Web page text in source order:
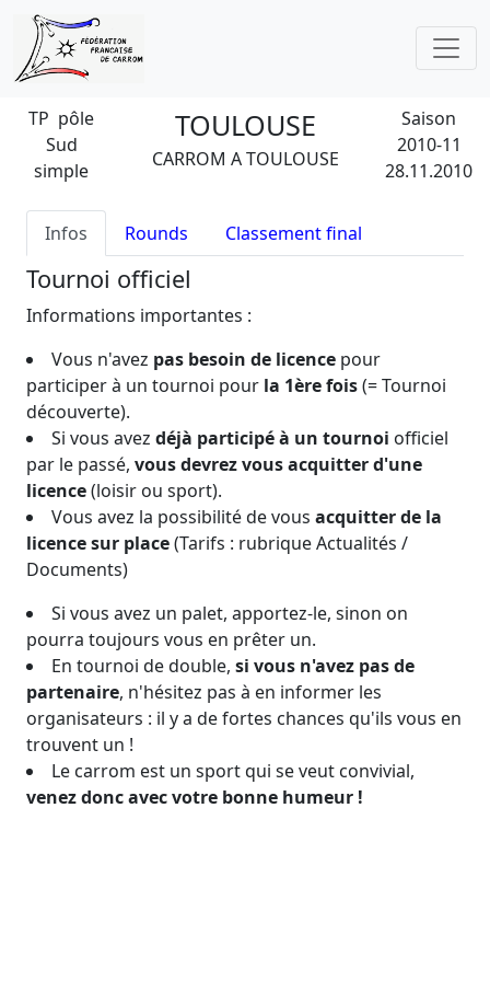
TP pôle
Sud
simple
TOULOUSE
CARROM A TOULOUSE
Saison
2010-11
28.11.2010
Infos Rounds Classement final
Tournoi officiel
Informations importantes :
Vous n'avez pas besoin de licence pour
participer à un tournoi pour la 1ère fois(= Tournoi
découverte).
Si vous avez déjà participé à un tournoi officiel
par le passé, vous devrez vous acquitter d'une
licence(loisir ou sport).
Vous avez la possibilité de vous acquitter de la
licence sur place(Tarifs : rubrique Actualités /
Documents)
Si vous avez un palet, apportez-le, sinon on
pourra toujours vous en prêter un.
En tournoi de double, si vous n'avez pas de
partenaire, n'hésitez pas à en informer les
organisateurs : il y a de fortes chances qu'ils vous en
trouvent un !
Le carrom est un sport qui se veut convivial,
venez donc avec votre bonne humeur !